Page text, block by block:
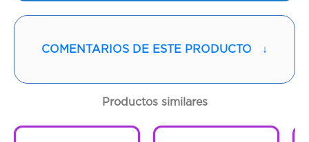
COMENTARIOS DE ESTE PRODUCTO ↓
Productos similares